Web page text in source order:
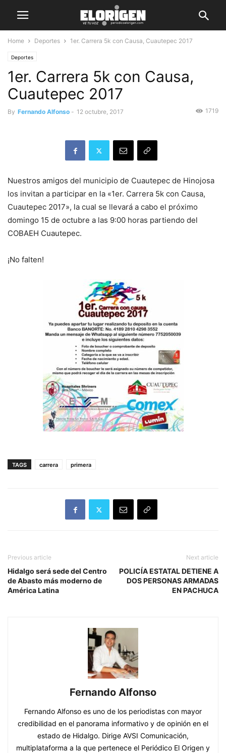
Home Deportes 1er. Carrera 5k con Causa, Cuautepec 2017
Deportes
1er. Carrera 5k con Causa,
Cuautepec 2017
By Fernando Alfonso - 12 octubre, 2017 1719
Nuestros amigos del municipio de Cuautepec de Hinojosa
los invitan a participar en la «1er. Carrera 5k con Causa,
Cuautepec 2017», la cual se llevará a cabo el próximo
domingo 15 de octubre a las 9:00 horas partiendo del
COBAEH Cuautepec.
¡No falten!
TAGS carrera primera
Previous article
Hidalgo será sede del Centro
de Abasto más moderno de
América Latina
Next article
POLICÍA ESTATAL DETIENE A
DOS PERSONAS ARMADAS
EN PACHUCA
Fernando Alfonso
Fernando Alfonso es uno de los periodistas con mayor
credibilidad en el panorama informativo y de opinión en el
estado de Hidalgo. Dirige AVSI Comunicación,
multiplataforma a la que pertenece el Periódico El Origen y